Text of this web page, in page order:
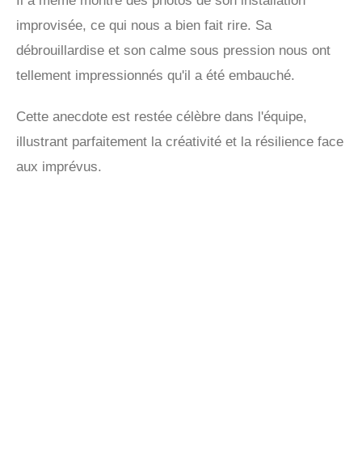
improvisée, ce qui nous a bien fait rire. Sa
débrouillardise et son calme sous pression nous ont
tellement impressionnés qu'il a été embauché.
Cette anecdote est restée célèbre dans l'équipe,
illustrant parfaitement la créativité et la résilience face
aux imprévus.